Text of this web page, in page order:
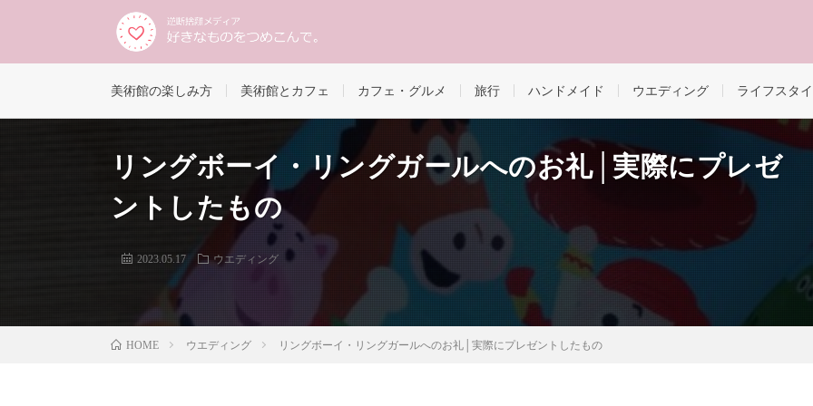
美術館の楽しみ方 美術館とカフェ カフェ・グルメ 旅行 ハンドメイド ウエディング ライフスタ
リングボーイ・リングガールへのお礼│実際にプレゼ
ントしたもの
2023.05.17 ウエディング
HOME ウエディング リングボーイ・リングガールへのお礼│実際にプレゼントしたもの